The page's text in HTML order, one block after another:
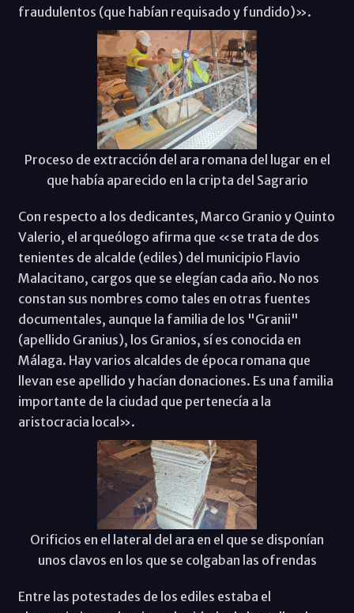
fraudulentos (que habían requisado y fundido)».
Proceso de extracción del ara romana del lugar en el
que había aparecido en la cripta del Sagrario
Con respecto a los dedicantes, Marco Granio y Quinto
Valerio, el arqueólogo afirma que «se trata de dos
tenientes de alcalde (ediles) del municipio Flavio
Malacitano, cargos que se elegían cada año. No nos
constan sus nombres como tales en otras fuentes
documentales, aunque la familia de los "Granii"
(apellido Granius), los Granios, sí es conocida en
Málaga. Hay varios alcaldes de época romana que
llevan ese apellido y hacían donaciones. Es una familia
importante de la ciudad que pertenecía a la
aristocracia local».
Orificios en el lateral del ara en el que se disponían
unos clavos en los que se colgaban las ofrendas
Entre las potestades de los ediles estaba el